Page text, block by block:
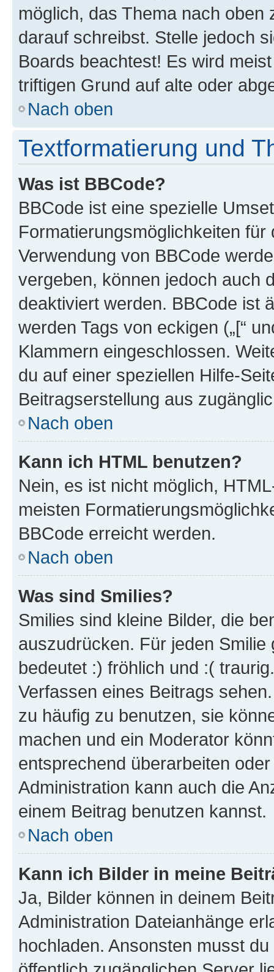
möglich, das Thema nach oben
darauf schreibst. Stelle jedoch
Boards beachtest! Es wird
triftigen Grund auf alte oder
Nach oben
Textformatierung und
Was ist BBCode?
BBCode ist eine spezielle
Formatierungsmöglichkeiten
Verwendung von BBCode
vergeben, können jedoch auch
deaktiviert werden. BBCode ist
werden Tags von eckigen („[“
Klammern eingeschlossen.
du auf einer speziellen Hilfe-
Beitragserstellung aus
Nach oben
Kann ich HTML benutzen?
Nein, es ist nicht möglich,
meisten
BBCode erreicht werden.
Nach oben
Was sind Smilies?
Smilies sind kleine Bilder, die
auszudrücken. Für jeden
bedeutet :) fröhlich und :(
Verfassen eines Beitrags
zu häufig zu benutzen, sie
machen und ein Moderator
entsprechend überarbeiten
Administration kann auch die
einem Beitrag benutzen kannst.
Nach oben
Kann ich Bilder in meine
Ja, Bilder können in deinem
Administration Dateianhänge
hochladen. Ansonsten musst